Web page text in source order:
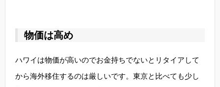
物価は高め
ハワイは物価が高いのでお金持ちでないとリタイアして
から海外移住するのは厳しいです。東京と比べても少し